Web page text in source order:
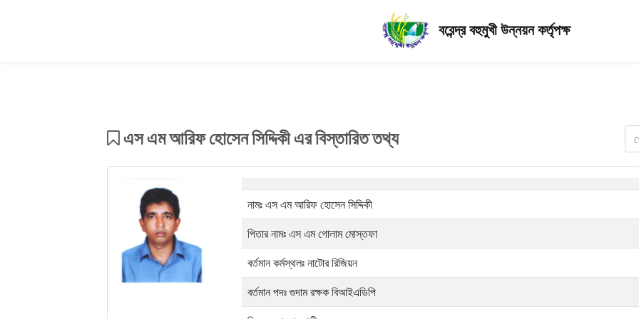
বরেন্দ্র বহুমুখী উন্নয়ন কর্তৃপক্ষ
এস এম আরিফ হোসেন সিদ্দিকী এর বিস্তারিত তথ্য
নামঃ এস এম আরিফ হোসেন সিদ্দিকী
পিতার নামঃ এস এম গোলাম মোস্তফা
বর্তমান কর্মস্থলঃ নাটোর রিজিয়ন
বর্তমান পদঃ গুদাম রক্ষক বিআইএডিপি